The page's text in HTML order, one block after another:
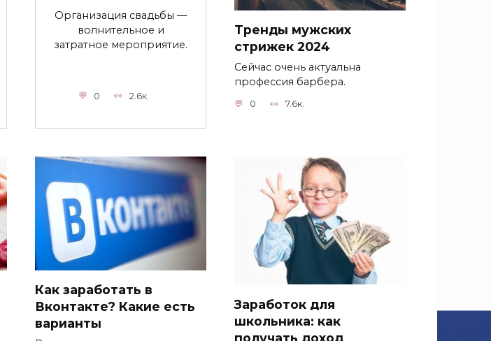
Организация свадьбы —
волнительное и
затратное мероприятие.
0 2.6к.
Тренды мужских
стрижек 2024
Сейчас очень актуальна
профессия барбера.
0 7.6к.
Как заработать в
Вконтакте? Какие есть
варианты
Заработок для
школьника: как
получать доход